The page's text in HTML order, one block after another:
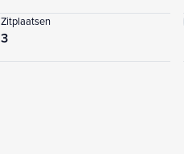
Zitplaatsen
3